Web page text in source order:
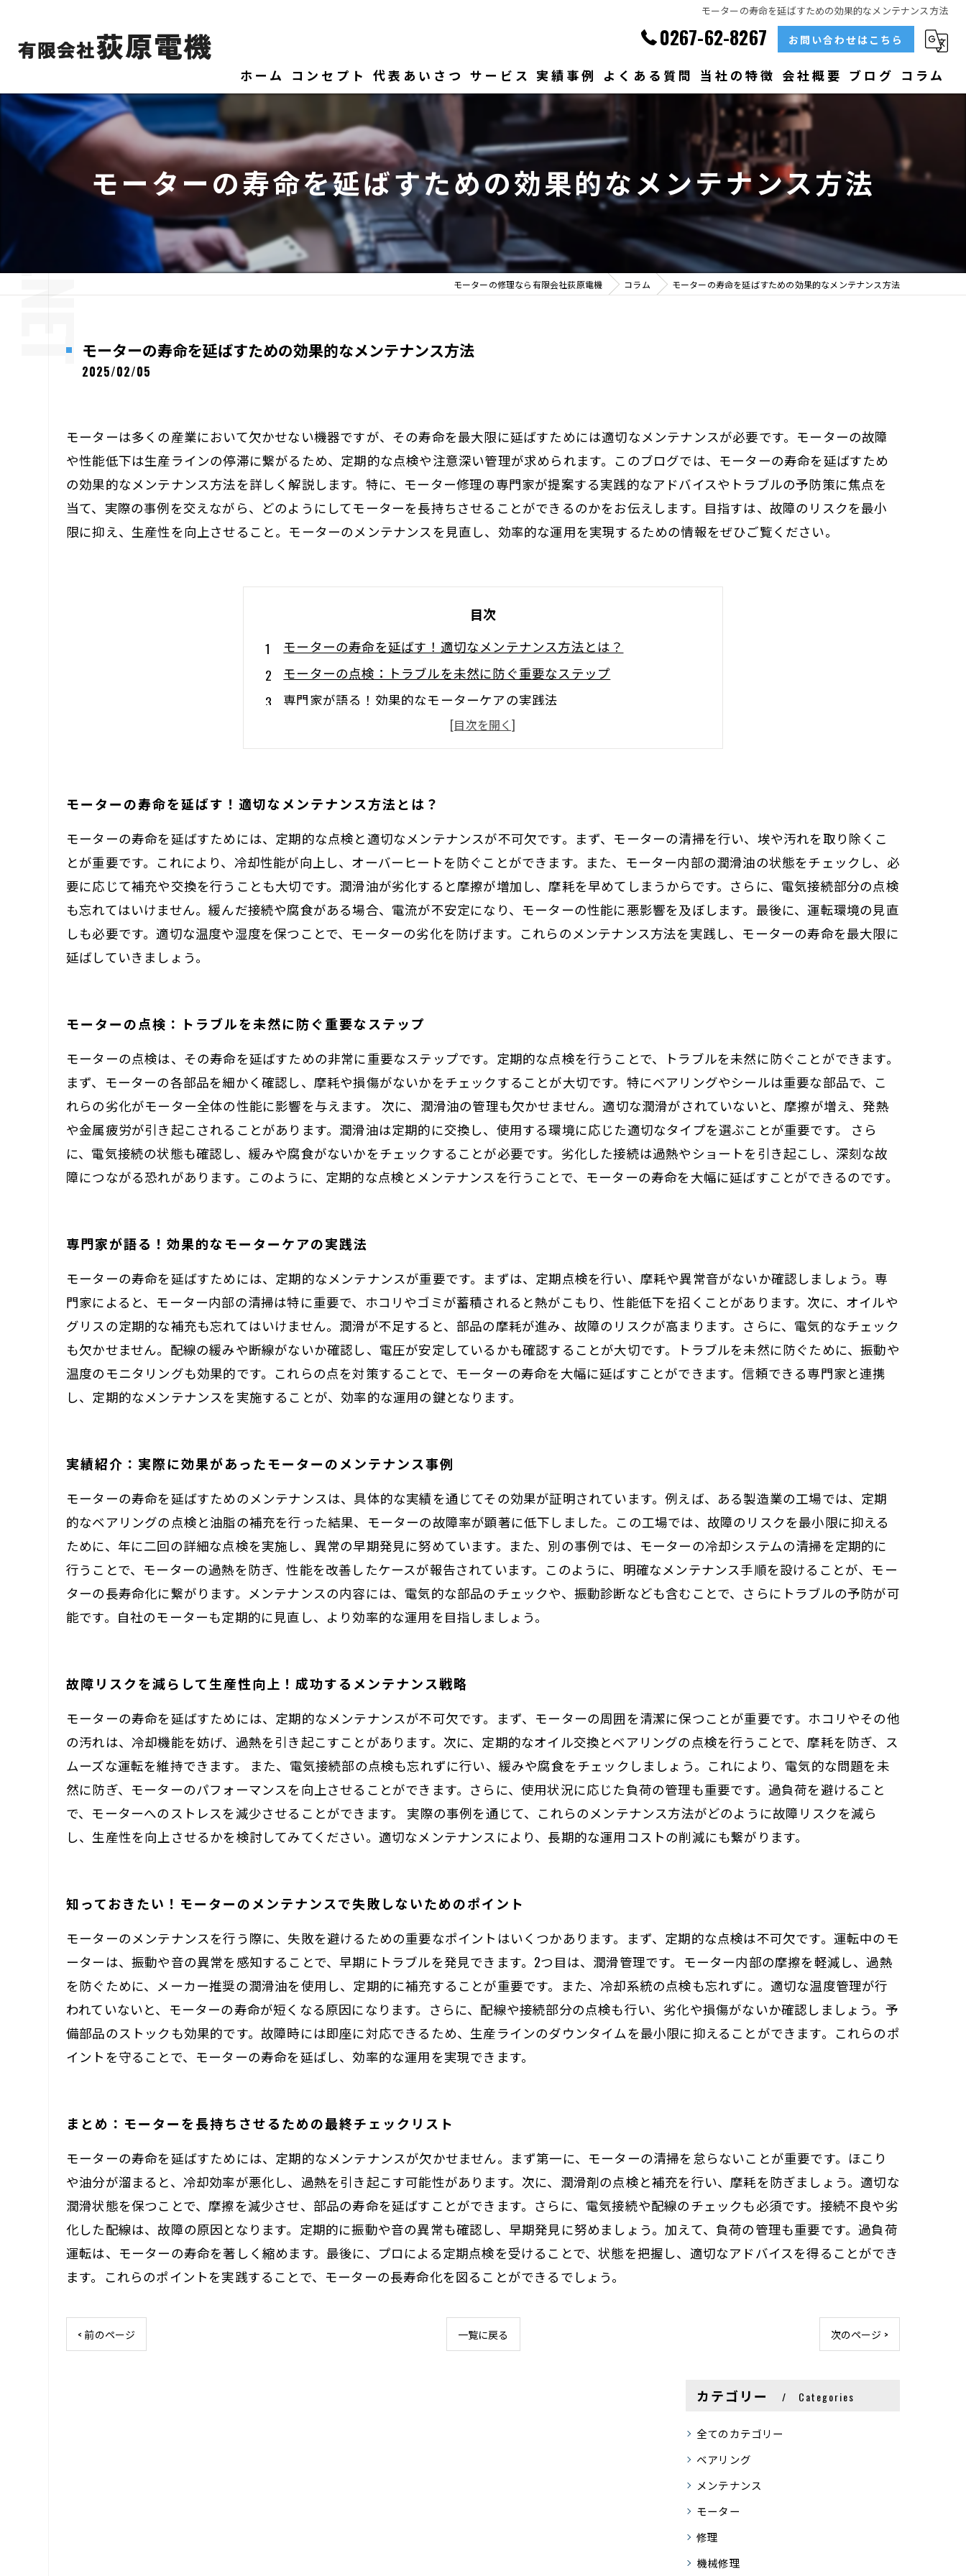
モーターの寿命を延ばすための効果的なメンテナンス方法
0267-62-8267 お問い合わせはこちら
ホーム コンセプト 代表あいさつ サービス 実績事例 よくある質問 当社の特徴
ベアリング
大型
メンテナンス
販売
会社概要 ブログ コラム
モーターの寿命を延ばすための効果的なメンテナンス方法
モーターの修理なら有限会社荻原電機 コラム モーターの寿命を延ばすための効果的なメンテナンス方法
モーターの寿命を延ばすための効果的なメンテナンス方法
2025/02/05
モーターは多くの産業において欠かせない機器ですが、その寿命を最大限に延ばすためには適切なメンテナンスが必要です。モーターの故障
や性能低下は生産ラインの停滞に繋がるため、定期的な点検や注意深い管理が求められます。このブログでは、モーターの寿命を延ばすため
の効果的なメンテナンス方法を詳しく解説します。特に、モーター修理の専門家が提案する実践的なアドバイスやトラブルの予防策に焦点を
当て、実際の事例を交えながら、どのようにしてモーターを長持ちさせることができるのかをお伝えします。目指すは、故障のリスクを最小
限に抑え、生産性を向上させること。モーターのメンテナンスを見直し、効率的な運用を実現するための情報をぜひご覧ください。
目次
モーターの寿命を延ばす！適切なメンテナンス方法とは？
モーターの点検：トラブルを未然に防ぐ重要なステップ
専門家が語る！効果的なモーターケアの実践法
実績紹介：実際に効果があったモーターのメンテナンス事例
故障リスクを減らして生産性向上！成功するメンテナンス戦略
まとめ：モーターを長持ちさせるための最終チェックリスト
モーターの寿命を延ばす！適切なメンテナンス方法とは？
モーターの寿命を延ばすためには、定期的な点検と適切なメンテナンスが不可欠です。まず、モーターの清掃を行い、埃や汚れを取り除くこ
とが重要です。これにより、冷却性能が向上し、オーバーヒートを防ぐことができます。また、モーター内部の潤滑油の状態をチェックし、必
要に応じて補充や交換を行うことも大切です。潤滑油が劣化すると摩擦が増加し、摩耗を早めてしまうからです。さらに、電気接続部分の点検
も忘れてはいけません。緩んだ接続や腐食がある場合、電流が不安定になり、モーターの性能に悪影響を及ぼします。最後に、運転環境の見直
しも必要です。適切な温度や湿度を保つことで、モーターの劣化を防げます。これらのメンテナンス方法を実践し、モーターの寿命を最大限に
延ばしていきましょう。
モーターの点検：トラブルを未然に防ぐ重要なステップ
モーターの点検は、その寿命を延ばすための非常に重要なステップです。定期的な点検を行うことで、トラブルを未然に防ぐことができます。
まず、モーターの各部品を細かく確認し、摩耗や損傷がないかをチェックすることが大切です。特にベアリングやシールは重要な部品で、こ
れらの劣化がモーター全体の性能に影響を与えます。 次に、潤滑油の管理も欠かせません。適切な潤滑がされていないと、摩擦が増え、発熱
や金属疲労が引き起こされることがあります。潤滑油は定期的に交換し、使用する環境に応じた適切なタイプを選ぶことが重要です。 さら
に、電気接続の状態も確認し、緩みや腐食がないかをチェックすることが必要です。劣化した接続は過熱やショートを引き起こし、深刻な故
障につながる恐れがあります。このように、定期的な点検とメンテナンスを行うことで、モーターの寿命を大幅に延ばすことができるのです。
専門家が語る！効果的なモーターケアの実践法
モーターの寿命を延ばすためには、定期的なメンテナンスが重要です。まずは、定期点検を行い、摩耗や異常音がないか確認しましょう。専
門家によると、モーター内部の清掃は特に重要で、ホコリやゴミが蓄積されると熱がこもり、性能低下を招くことがあります。次に、オイルや
グリスの定期的な補充も忘れてはいけません。潤滑が不足すると、部品の摩耗が進み、故障のリスクが高まります。さらに、電気的なチェック
も欠かせません。配線の緩みや断線がないか確認し、電圧が安定しているかも確認することが大切です。トラブルを未然に防ぐために、振動や
温度のモニタリングも効果的です。これらの点を対策することで、モーターの寿命を大幅に延ばすことができます。信頼できる専門家と連携
し、定期的なメンテナンスを実施することが、効率的な運用の鍵となります。
実績紹介：実際に効果があったモーターのメンテナンス事例
モーターの寿命を延ばすためのメンテナンスは、具体的な実績を通じてその効果が証明されています。例えば、ある製造業の工場では、定期
的なベアリングの点検と油脂の補充を行った結果、モーターの故障率が顕著に低下しました。この工場では、故障のリスクを最小限に抑える
ために、年に二回の詳細な点検を実施し、異常の早期発見に努めています。また、別の事例では、モーターの冷却システムの清掃を定期的に
行うことで、モーターの過熱を防ぎ、性能を改善したケースが報告されています。このように、明確なメンテナンス手順を設けることが、モー
ターの長寿命化に繋がります。メンテナンスの内容には、電気的な部品のチェックや、振動診断なども含むことで、さらにトラブルの予防が可
能です。自社のモーターも定期的に見直し、より効率的な運用を目指しましょう。
故障リスクを減らして生産性向上！成功するメンテナンス戦略
モーターの寿命を延ばすためには、定期的なメンテナンスが不可欠です。まず、モーターの周囲を清潔に保つことが重要です。ホコリやその他
の汚れは、冷却機能を妨げ、過熱を引き起こすことがあります。次に、定期的なオイル交換とベアリングの点検を行うことで、摩耗を防ぎ、ス
ムーズな運転を維持できます。 また、電気接続部の点検も忘れずに行い、緩みや腐食をチェックしましょう。これにより、電気的な問題を未
然に防ぎ、モーターのパフォーマンスを向上させることができます。さらに、使用状況に応じた負荷の管理も重要です。過負荷を避けること
で、モーターへのストレスを減少させることができます。 実際の事例を通じて、これらのメンテナンス方法がどのように故障リスクを減ら
し、生産性を向上させるかを検討してみてください。適切なメンテナンスにより、長期的な運用コストの削減にも繋がります。
知っておきたい！モーターのメンテナンスで失敗しないためのポイント
モーターのメンテナンスを行う際に、失敗を避けるための重要なポイントはいくつかあります。まず、定期的な点検は不可欠です。運転中のモ
ーターは、振動や音の異常を感知することで、早期にトラブルを発見できます。2つ目は、潤滑管理です。モーター内部の摩擦を軽減し、過熱
を防ぐために、メーカー推奨の潤滑油を使用し、定期的に補充することが重要です。また、冷却系統の点検も忘れずに。適切な温度管理が行
われていないと、モーターの寿命が短くなる原因になります。さらに、配線や接続部分の点検も行い、劣化や損傷がないか確認しましょう。予
備部品のストックも効果的です。故障時には即座に対応できるため、生産ラインのダウンタイムを最小限に抑えることができます。これらのポ
イントを守ることで、モーターの寿命を延ばし、効率的な運用を実現できます。
まとめ：モーターを長持ちさせるための最終チェックリスト
モーターの寿命を延ばすためには、定期的なメンテナンスが欠かせません。まず第一に、モーターの清掃を怠らないことが重要です。ほこり
や油分が溜まると、冷却効率が悪化し、過熱を引き起こす可能性があります。次に、潤滑剤の点検と補充を行い、摩耗を防ぎましょう。適切な
潤滑状態を保つことで、摩擦を減少させ、部品の寿命を延ばすことができます。さらに、電気接続や配線のチェックも必須です。接続不良や劣
化した配線は、故障の原因となります。定期的に振動や音の異常も確認し、早期発見に努めましょう。加えて、負荷の管理も重要です。過負荷
運転は、モーターの寿命を著しく縮めます。最後に、プロによる定期点検を受けることで、状態を把握し、適切なアドバイスを得ることができ
ます。これらのポイントを実践することで、モーターの長寿命化を図ることができるでしょう。
< 前のページ 一覧に戻る 次のページ >
カテゴリー Categories
全てのカテゴリー
ベアリング
メンテナンス
モーター
修理
機械修理